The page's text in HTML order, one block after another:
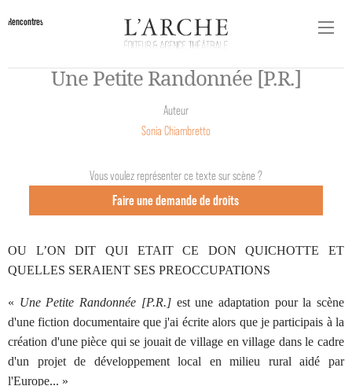
Rencontres
Une Petite Randonnée [P.R.]
Auteur
Sonia Chiambretto
Vous voulez représenter ce texte sur scène ?
Faire une demande de droits
OU L’ON DIT QUI ETAIT CE DON QUICHOTTE ET
QUELLES SERAIENT SES PREOCCUPATIONS
« Une Petite Randonnée [P.R.] est une adaptation pour la scène
d'une fiction documentaire que j'ai écrite alors que je participais à la
création d'une pièce qui se jouait de village en village dans le cadre
d'un projet de développement local en milieu rural aidé par
l'Europe... »